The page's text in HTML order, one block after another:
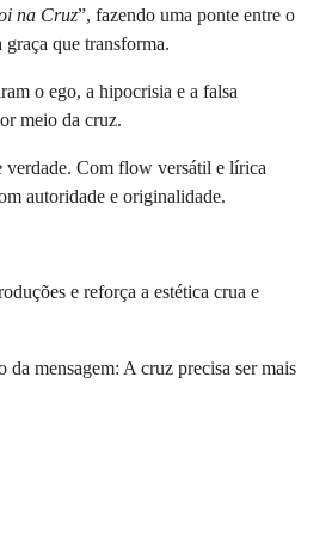
na Cruz”, fazendo uma ponte entre o
que transforma.
o ego, a hipocrisia e a falsa
meio da cruz.
verdade. Com flow versátil e lírica
autoridade e originalidade.
e reforça a estética crua e
mensagem: A cruz precisa ser mais